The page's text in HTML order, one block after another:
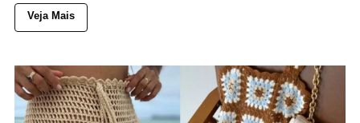
Veja Mais